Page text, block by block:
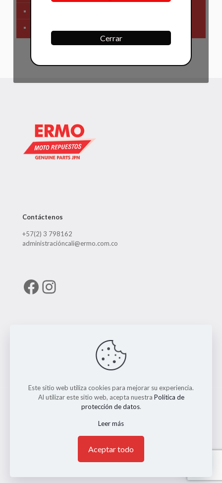
Contáctenos
+57(2) 3 798162
administracióncali@ermo.com.co
Facebook
Instagram
© 2026 ERMO MOTO REPUESTOS. Todos los Derechos
Reservados. || Implementado porAndrés Escobar
Cerrar
Este sitio web utiliza cookies para mejorar su experiencia.
Al utilizar este sitio web, acepta nuestra Política de
protección de datos.
Leer más
Aceptar todo